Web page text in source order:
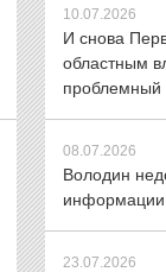
10.07.2026
И снова
областным
проблемный
08.07.2026
Володин
информации
23.07.2026